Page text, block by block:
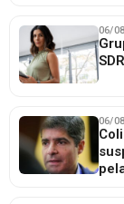
06/
06/